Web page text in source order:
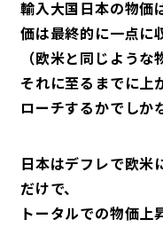
輸入大国日本の物価
価は最終的に一点に
（欧米と同じような
それに至るまでに上
ローチするかでしか
日本はデフレで欧米
だけで、
トータルでの物価上